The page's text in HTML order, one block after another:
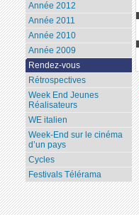
Année 2012
Année 2011
Année 2010
Année 2009
Rendez-vous
Rétrospectives
Week End Jeunes
Réalisateurs
WE italien
Week-End sur le cinéma
d’un pays
Cycles
Festivals Télérama